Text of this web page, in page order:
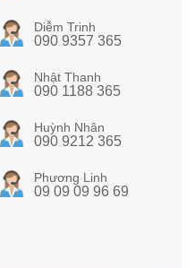
Diễm Trinh
090 9357 365
Nhật Thanh
090 1188 365
Huỳnh Nhân
090 9212 365
Phương Linh
09 09 09 96 69